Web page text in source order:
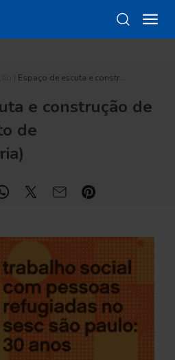
Espaço de escuta e constr…
e construção de
de